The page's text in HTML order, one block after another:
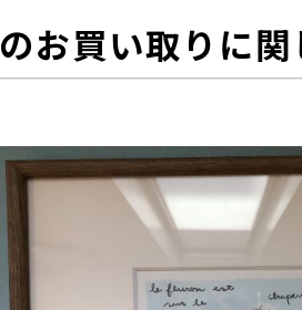
のお買い取りに関